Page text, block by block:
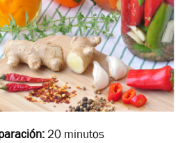
20 minutos